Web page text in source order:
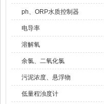
ph、ORP水质控制器
电导率
溶解氧
余氯、二氧化氯
污泥浓度、悬浮物
低量程浊度计